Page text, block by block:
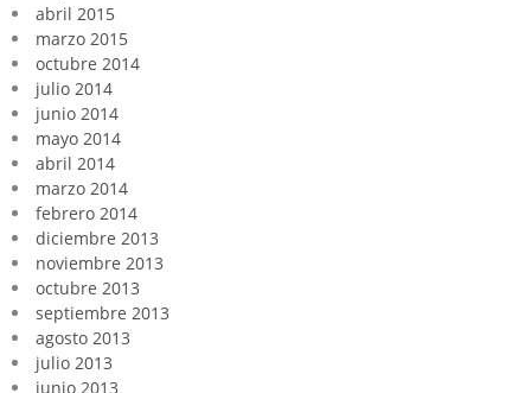
abril 2015
marzo 2015
octubre 2014
julio 2014
junio 2014
mayo 2014
abril 2014
marzo 2014
febrero 2014
diciembre 2013
noviembre 2013
octubre 2013
septiembre 2013
agosto 2013
julio 2013
junio 2013